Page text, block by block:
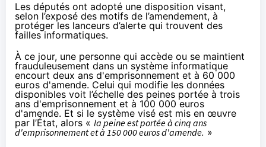
Les députés ont adopté une disposition visant,
selon l’exposé des motifs de l’amendement, à
protéger les lanceurs d’alerte qui trouvent des
failles informatiques.
À ce jour, une personne qui accède ou se maintient
frauduleusement dans un système informatique
encourt deux ans d'emprisonnement et à 60 000
euros d'amende. Celui qui modifie les données
disponibles voit l’échelle des peines portée à trois
ans d'emprisonnement et à 100 000 euros
d'amende. Et si le système visé est mis en œuvre
par l’État, alors « la peine est portée à cinq ans
d'emprisonnement et à 150 000 euros d'amende. »